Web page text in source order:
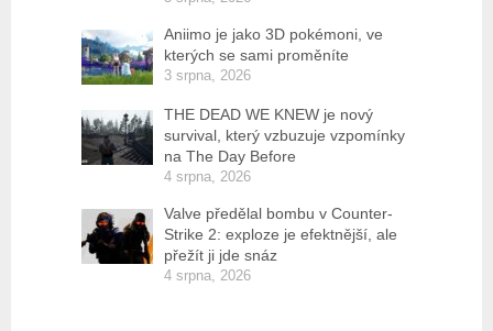
Aniimo je jako 3D pokémoni, ve
kterých se sami proměníte
3 srpna, 2026
THE DEAD WE KNEW je nový
survival, který vzbuzuje vzpomínky
na The Day Before
4 srpna, 2026
Valve předělal bombu v Counter-
Strike 2: exploze je efektnější, ale
přežít ji jde snáz
4 srpna, 2026